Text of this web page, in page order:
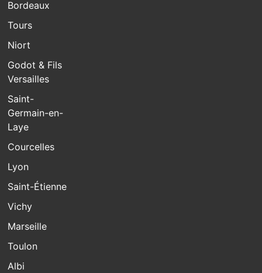
Bordeaux
Tours
Niort
Godot & Fils
Versailles
Saint-
Germain-en-
Laye
Courcelles
Lyon
Saint-Étienne
Vichy
Marseille
Toulon
Albi